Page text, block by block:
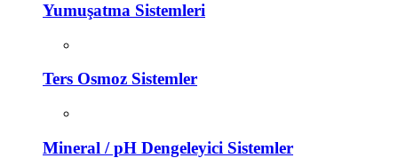
Yumuşatma Sistemleri
Ters Osmoz Sistemler
Mineral / pH Dengeleyici Sistemler